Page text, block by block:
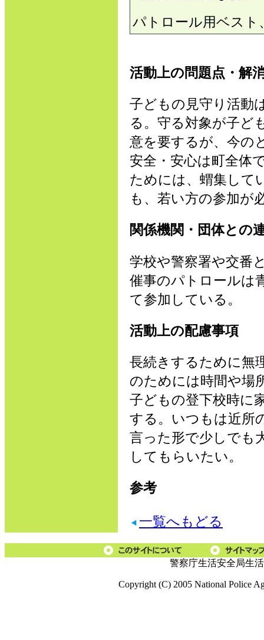
パトロール用ベスト
活動上の問題点・解
子どもの見守り活動
る。守る対象が子ど
意を要するが、今の
安全・安心は町全体
ためには、蝟集して
も、若い方の参加が
関係機関・団体との
学校や警察署や交番
催事のパトロールは
て参加している。
活動上の配慮事項
長続きするために無
のためには時間や場
子どもの登下校時に
する。いつもは近所
言った形で少しでも
してもらいたい。
参考
一覧へもどる
警察庁生活安全局生
Copyright (C) 2005 National Police